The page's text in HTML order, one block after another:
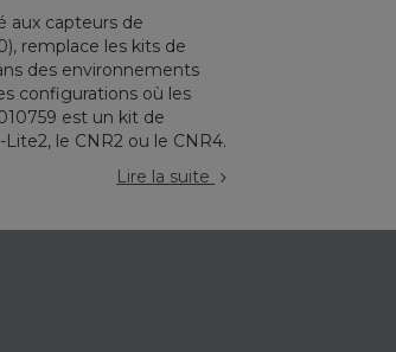
aux capteurs de
remplace les kits de
des environnements
configurations où les
est un kit de
le CNR2 ou le CNR4.
Lire la suite